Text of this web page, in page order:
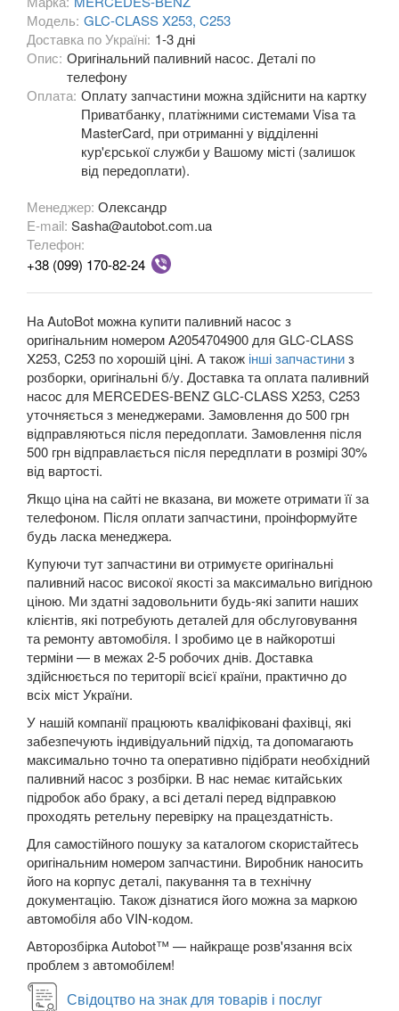
A-CLASS W176
A-CLASS W177/V177
B-CLASS W245
B-CLASS W246
B-CLASS W242e (W246)
Citan W415
C-CLASS W202/S202
C-CLASS W203/S203
C-CLASS Sportcoupe C203
CLC-CLASS SportCoupe CL203
C-CLASS W204/S204
C-CLASS W205/S205/C205/A205
CLA-CLASS C117/X117
CL-CLASS W215/C215
CL-CLASS W216/C216
CLK-CLASS C208/A208
CLK-CLASS C209/A209
CLS-CLASS C219
CLS-CLASS C218
CLS-CLASS X218
CLS-CLASS C257
E-CLASS C207/A207
E-CLASS W210/S210
E-CLASS W211/S211
E-CLASS W212/S212
E-CLASS W213/S213
E-CLASS C238/A238
Модель: GLC-CLASS X253, C253
Доставка по Україні: 1-3 дні
Опис: Оригінальний паливний насос. Деталі по
телефону
Оплата: Оплату запчастини можна здійснити на картку
Приватбанку, платіжними системами Visa та
MasterCard, при отриманні у відділенні
кур'єрської служби у Вашому місті (залишок
від передоплати).
Менеджер: Олександр
E-mail: Sasha@autobot.com.ua
Телефон:
+38 (099) 170-82-24
На AutoBot можна купити паливний насос з
оригінальним номером A2054704900 для GLC-CLASS
X253, C253 по хорошій ціні. А також інші запчастиниз
розборки, оригінальні б/у. Доставка та оплата паливний
насос для MERCEDES-BENZ GLC-CLASS X253, C253
уточняється з менеджерами. Замовлення до 500 грн
відправляються після передоплати. Замовлення після
500 грн відправлається після передплати в розмірі 30%
від вартості.
Якщо ціна на сайті не вказана, ви можете отримати її за
телефоном. Після оплати запчастини, проінформуйте
будь ласка менеджера.
Купуючи тут запчастини ви отримуєте оригінальні
паливний насос високої якості за максимально вигідною
ціною. Ми здатні задовольнити будь-які запити наших
клієнтів, які потребують деталей для обслуговування
та ремонту автомобіля. І зробимо це в найкоротші
терміни — в межах 2-5 робочих днів. Доставка
здійснюється по території всієї країни, практично до
всіх міст України.
У нашій компанії працюють кваліфіковані фахівці, які
забезпечують індивідуальний підхід, та допомагають
максимально точно та оперативно підібрати необхідний
паливний насос з розбірки. В нас немає китайських
підробок або браку, а всі деталі перед відправкою
проходять ретельну перевірку на працездатність.
Для самостійного пошуку за каталогом скористайтесь
оригінальним номером запчастини. Виробник наносить
його на корпус деталі, пакування та в технічну
документацію. Також дізнатися його можна за маркою
автомобіля або VIN-кодом.
Авторозбірка Autobot™ — найкраще розв'язання всіх
проблем з автомобілем!
Свідоцтво на знак для товарів і послуг